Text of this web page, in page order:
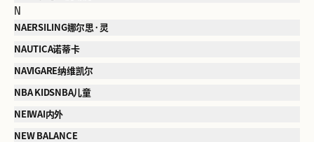
N
NAERSILING娜尔思·灵
NAUTICA诺蒂卡
NAVIGARE纳维凯尔
NBA KIDSNBA儿童
NEIWAI内外
NEW BALANCE